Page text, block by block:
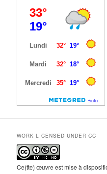
WORK LICENSED UNDER CC
Ce(tte) œuvre est mise à